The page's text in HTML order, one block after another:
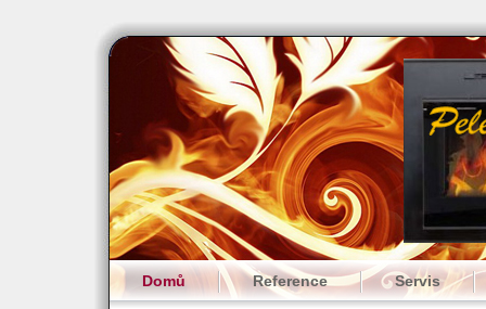
Domů Reference Servis